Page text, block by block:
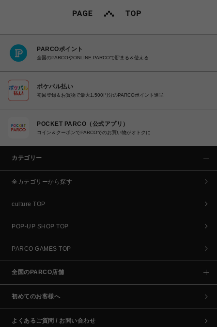
PARCOポイント
全国のPARCOやONLINE PARCOで貯まる＆使える
ポケパル払い
初回登録＆お買物で最大1,500円分のPARCOポイント進呈
POCKET PARCO（公式アプリ）
コイン＆クーポンでPARCOでのお買い物がオトクに
カテゴリー
全カテゴリーから探す
culture TOP
POP-UP SHOP TOP
PARCO GAMES TOP
全国のPARCO店舗
初めてのお客様へ
よくあるご質問 / お問い合わせ